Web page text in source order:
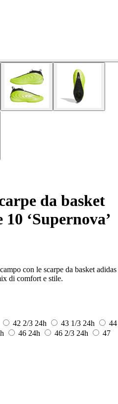
da basket
‘Supernova’
con le scarpe da basket adidas
di comfort e stile.
42 2/3 24h 43 1/3 24h
44
46 24h 46 2/3 24h
47